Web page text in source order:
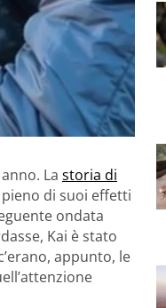
La storia di
di suoi effetti
ondata
Kai è stato
appunto, le